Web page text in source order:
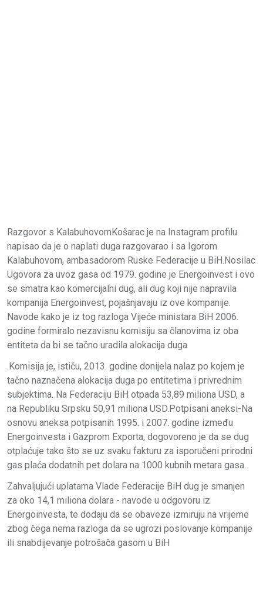
Razgovor s KalabuhovomKošarac je na Instagram profilu
napisao da je o naplati duga razgovarao i sa Igorom
Kalabuhovom, ambasadorom Ruske Federacije u BiH.Nosilac
Ugovora za uvoz gasa od 1979. godine je Energoinvest i ovo
se smatra kao komercijalni dug, ali dug koji nije napravila
kompanija Energoinvest, pojašnjavaju iz ove kompanije.
Navode kako je iz tog razloga Vijeće ministara BiH 2006.
godine formiralo nezavisnu komisiju sa članovima iz oba
entiteta da bi se tačno uradila alokacija duga
.Komisija je, ističu, 2013. godine donijela nalaz po kojem je
tačno naznačena alokacija duga po entitetima i privrednim
subjektima. Na Federaciju BiH otpada 53,89 miliona USD, a
na Republiku Srpsku 50,91 miliona USD.Potpisani aneksi-Na
osnovu aneksa potpisanih 1995. i 2007. godine između
Energoinvesta i Gazprom Exporta, dogovoreno je da se dug
otplaćuje tako što se uz svaku fakturu za isporučeni prirodni
gas plaća dodatnih pet dolara na 1000 kubnih metara gasa.
Zahvaljujući uplatama Vlade Federacije BiH dug je smanjen
za oko 14,1 miliona dolara - navode u odgovoru iz
Energoinvesta, te dodaju da se obaveze izmiruju na vrijeme
zbog čega nema razloga da se ugrozi poslovanje kompanije
ili snabdijevanje potrošača gasom u BiH